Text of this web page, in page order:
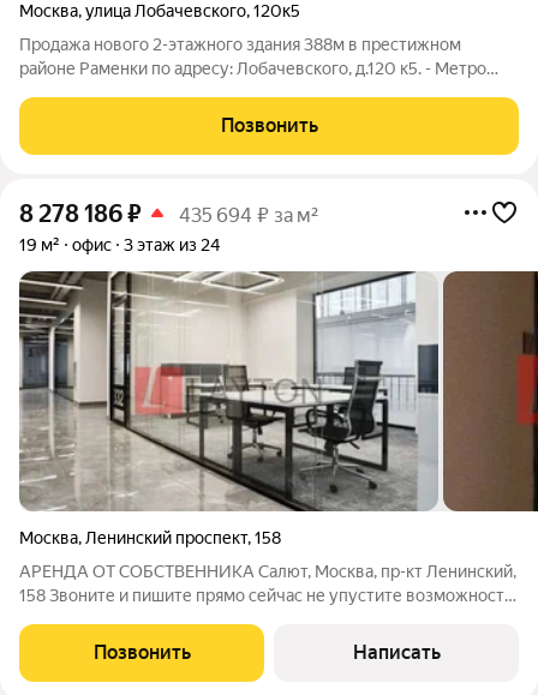
Москва,улица Лобачевского,120к5
Продажа нового 2-этажного здания 388м в престижном
районе Раменки по адресу: Лобачевского, д.120 к5. - Метро
улицы Лобачевского - Ввод объекта в эксплуатацию - 2020 г. -
Земельный участок
Позвонить
8 278 186₽ 435 694 ₽ за м²
19 м² офис 3 этаж из 24
Москва, Ленинский проспект,158
АРЕНДА ОТ СОБСТВЕННИКА Салют, Москва, пр-кт Ленинский,
158 Звоните и пишите прямо сейчас не упустите возможность
месте! Сотрудничаем с агентами. - Удобная транспортная
Позвонить Написать